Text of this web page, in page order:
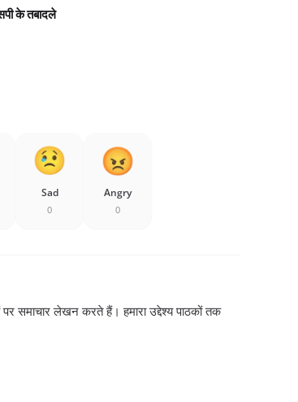
के तबादले
Sad
0
Angry
0
समाचार लेखन करते हैं। हमारा उद्देश्य पाठकों तक